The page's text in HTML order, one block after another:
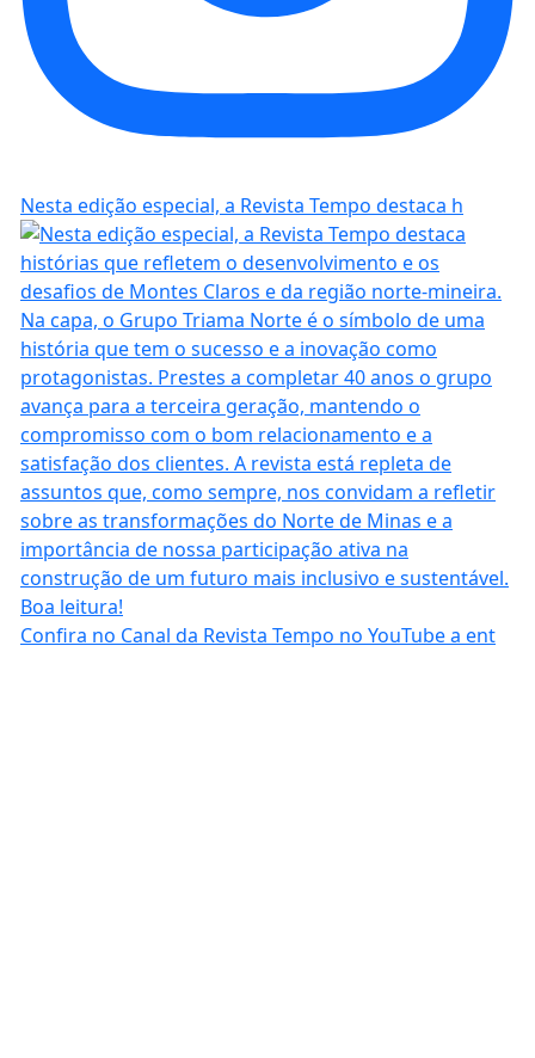
Nesta edição especial, a Revista Tempo destaca h
Confira no Canal da Revista Tempo no YouTube a ent